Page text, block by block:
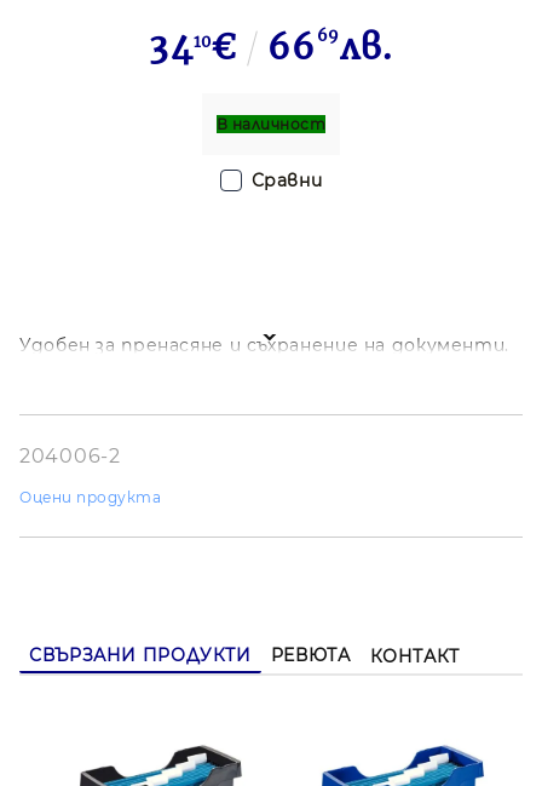
3410€ 66 69лв.
В наличност
Удобен за пренасяне и съхранение на документи.
204006-2
Оцени продукта
Сравни
СВЪРЗАНИ ПРОДУКТИ РЕВЮТА КОНТАКТ